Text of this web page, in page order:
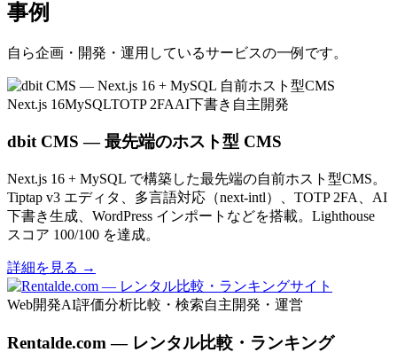
事例
自ら企画・開発・運用しているサービスの一例です。
Next.js 16MySQLTOTP 2FAAI下書き 自主開発
dbit CMS — 最先端のホスト型 CMS
Next.js 16 + MySQL で構築した最先端の自前ホスト型CMS。
Tiptap v3 エディタ、多言語対応（next-intl）、TOTP 2FA、AI
下書き生成、WordPress インポートなどを搭載。Lighthouse
スコア 100/100 を達成。
詳細を見る →
Web開発AI評価分析比較・検索自主開発・運営
Rentalde.com — レンタル比較・ランキング